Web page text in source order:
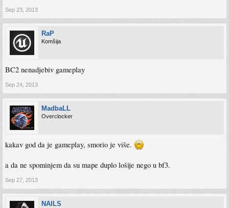
Sep 23, 2013
RaP
Komšija
BC2 nenadjebiv gameplay
Sep 24, 2013
MadbaLL
Overclocker
kakav god da je gameplay, smorio je više.
a da ne spominjem da su mape duplo lošije nego u bf3.
Sep 27, 2013
NAILS